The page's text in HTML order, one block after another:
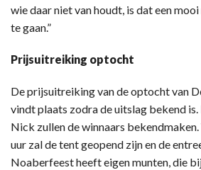
wie daar niet van houdt, is dat een
te gaan.”
Prijsuitreiking optocht
De prijsuitreiking van de optocht van
vindt plaats zodra de uitslag bekend is.
Nick zullen de winnaars
uur zal de tent geopend zijn en de
Noaberfeest heeft eigen munten, die